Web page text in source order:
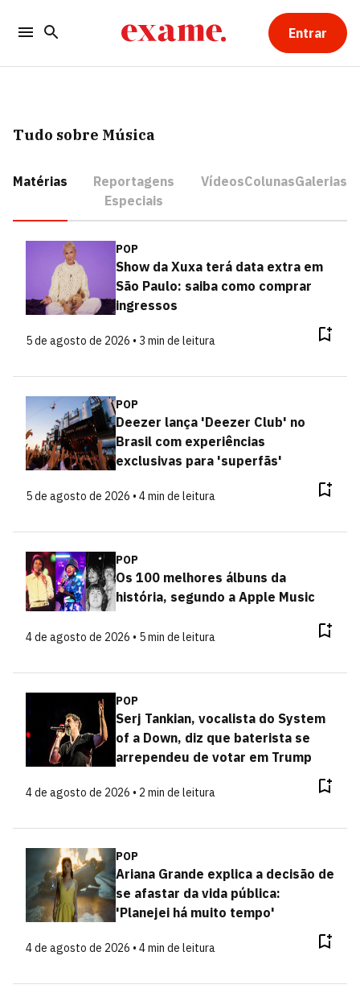
Entrar
Tudo sobre Música
Matérias
Reportagens
Especiais
VídeosColunasGalerias
POP
Show da Xuxa terá data extra em
São Paulo: saiba como comprar
ingressos
5 de agosto de 2026 • 3 min de leitura
POP
Deezer lança 'Deezer Club' no
Brasil com experiências
exclusivas para 'superfãs'
5 de agosto de 2026 • 4 min de leitura
POP
Os 100 melhores álbuns da
história, segundo a Apple Music
4 de agosto de 2026 • 5 min de leitura
POP
Serj Tankian, vocalista do System
of a Down, diz que baterista se
arrependeu de votar em Trump
4 de agosto de 2026 • 2 min de leitura
POP
Ariana Grande explica a decisão de
se afastar da vida pública:
'Planejei há muito tempo'
4 de agosto de 2026 • 4 min de leitura